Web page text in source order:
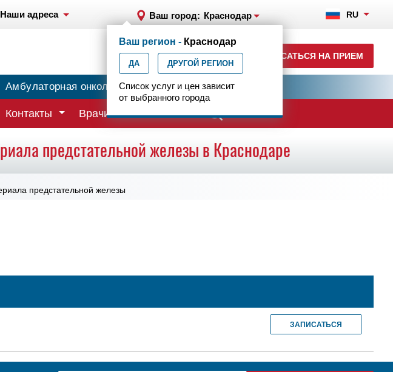
Наши адреса Ваш город: Краснодар RU
+7 (861) 200-83-22
ежедн. 8.00-00.00
ЗАПИСАТЬСЯ НА ПРИЕМ
Ваш регион - Краснодар
ДА ДРУГОЙ РЕГИОН
Список услуг и цен зависит
от выбранного города
Амбулаторная онкология Центр эпилептологии
Контакты Врачи
предстательной железы в Краснодаре
предстательной железы
ЗАПИСАТЬСЯ